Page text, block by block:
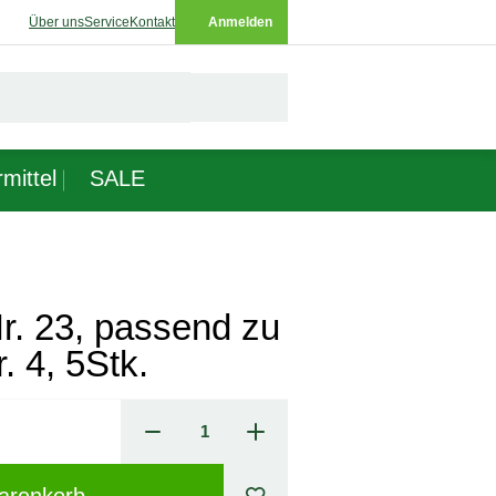
Über unsService Kontakt Anmelden
SALE
23, passend zu
4, 5Stk.